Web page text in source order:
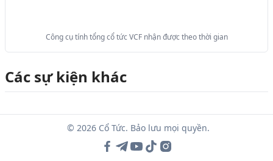
Công cụ tính tổng cổ tức VCF nhận được theo thời gian
Các sự kiện khác
© 2026 Cổ Tức. Bảo lưu mọi quyền.